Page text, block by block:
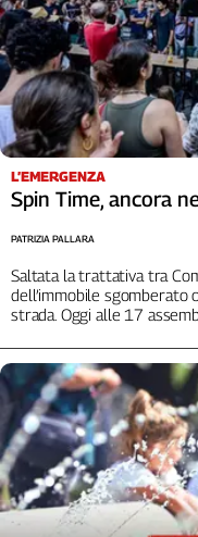
L’EMERGENZA
Spin Time, ancora
Saltata la trattativa tra
dell’immobile
strada. Oggi alle 17
PATRIZIA PALLARA